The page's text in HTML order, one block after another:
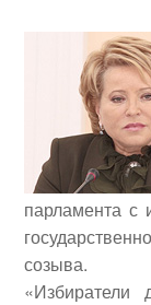
парламента с
созыва.